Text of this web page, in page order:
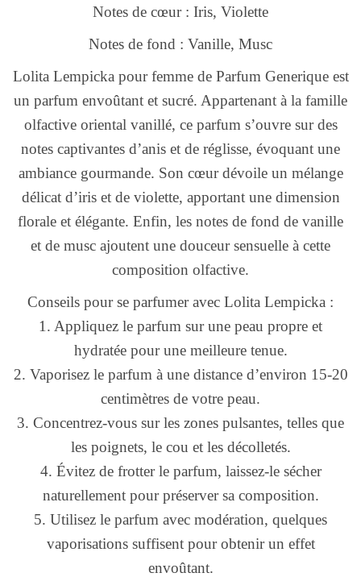
Notes de cœur : Iris, Violette
Notes de fond : Vanille, Musc
Lolita Lempicka pour femme de Parfum Generique est
un parfum envoûtant et sucré. Appartenant à la famille
olfactive oriental vanillé, ce parfum s’ouvre sur des
notes captivantes d’anis et de réglisse, évoquant une
ambiance gourmande. Son cœur dévoile un mélange
délicat d’iris et de violette, apportant une dimension
florale et élégante. Enfin, les notes de fond de vanille
et de musc ajoutent une douceur sensuelle à cette
composition olfactive.
Conseils pour se parfumer avec Lolita Lempicka :
1. Appliquez le parfum sur une peau propre et
hydratée pour une meilleure tenue.
2. Vaporisez le parfum à une distance d’environ 15-20
centimètres de votre peau.
3. Concentrez-vous sur les zones pulsantes, telles que
les poignets, le cou et les décolletés.
4. Évitez de frotter le parfum, laissez-le sécher
naturellement pour préserver sa composition.
5. Utilisez le parfum avec modération, quelques
vaporisations suffisent pour obtenir un effet
envoûtant.